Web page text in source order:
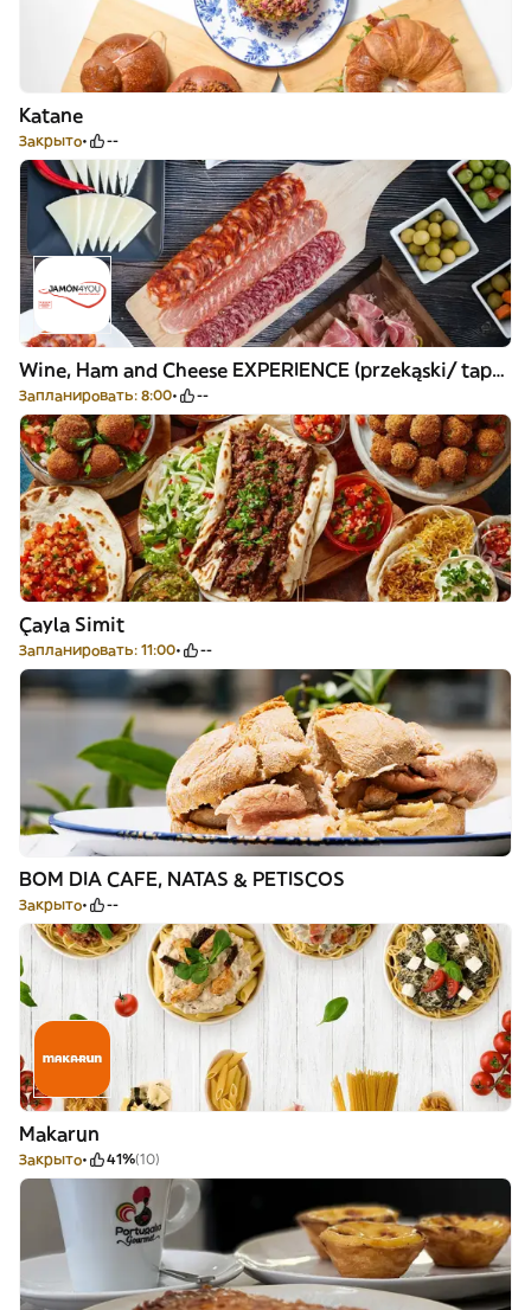
Katane
Закрыто --
Wine, Ham and Cheese EXPERIENCE (przekąski/ tapasy)
Запланировать: 8:00 --
Çayla Simit
Запланировать: 11:00 --
BOM DIA CAFE, NATAS & PETISCOS
Закрыто --
Makarun
Закрыто 41%(10)